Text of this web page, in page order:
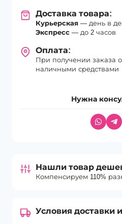
Доставка товара:
Курьерская — день в
Экспресс — до 2 часов
Оплата:
При получении заказа
наличными средствами
Нужна
Нашли товар
Компенсируем 110%
Условия доставки